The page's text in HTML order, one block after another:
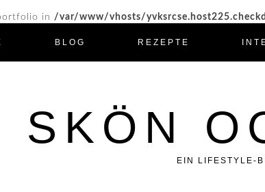
in /var/www/vhosts/
BLOG REZEPTE
SKÖN
EIN LIFESTYLE-